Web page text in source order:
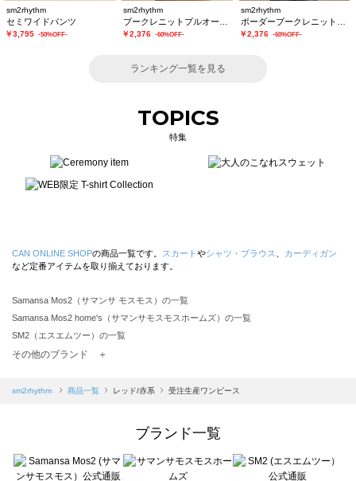
sm2rhythm
セミワイドパンツ
￥3,795 -50%OFF-
sm2rhythm
￥2,376 -60%OFF-
sm2rhythm
￥2,376 -60%OFF-
ランキング一覧を見る
TOPICS
特集
CAN ONLINE SHOPの商品一覧です。 スカート やシャツ・ブラウス
カーディガン
など定番アイテムを取り揃えております。
Samansa Mos2（サマンサ モスモス）の一覧
Samansa Mos2 home's（サマンサモスモスホームズ）の一覧
SM2（エスエムツー）の一覧
TSUHARU by Samansa Mos2（ツハルバイサマンサモスモス）の一覧
Samansa Mos2 blue（サマンサモスモス ブルー）の一覧
Te chichi（テチチ）の一覧
Te chichi CLASSIC（テチチ クラシック）の一覧
その他のブランド ＋
sm2rhythm 商品一覧 レッド/赤系 受注生産ワンピース
ブランド一覧